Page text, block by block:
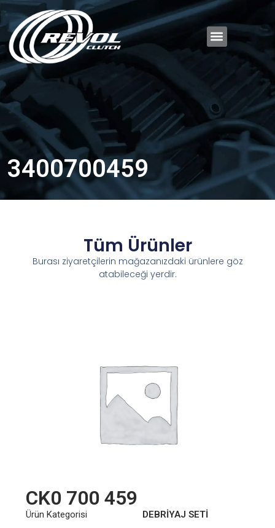
3400700459
Tüm Ürünler
Burası ziyaretçilerin mağazanızdaki ürünlere göz
atabileceği yerdir.
CK0 700 459
Ürün Kategorisi DEBRİYAJ SETİ